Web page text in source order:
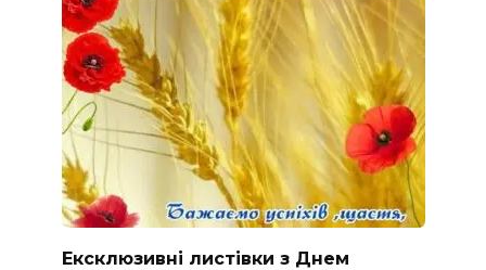
Ексклюзивні листівки з Днем